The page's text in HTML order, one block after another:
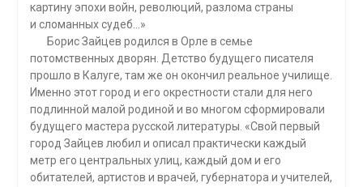
картину эпохи войн, революций, разлома страны
и сломанных судеб…»
Борис Зайцев родился в Орле в семье
потомственных дворян. Детство будущего писателя
прошло в Калуге, там же он окончил реальное училище.
Именно этот город и его окрестности стали для него
подлинной малой родиной и во многом сформировали
будущего мастера русской литературы. «Свой первый
город Зайцев любил и описал практически каждый
метр его центральных улиц, каждый дом и его
обитателей, артистов и врачей, губернатора и учителей,